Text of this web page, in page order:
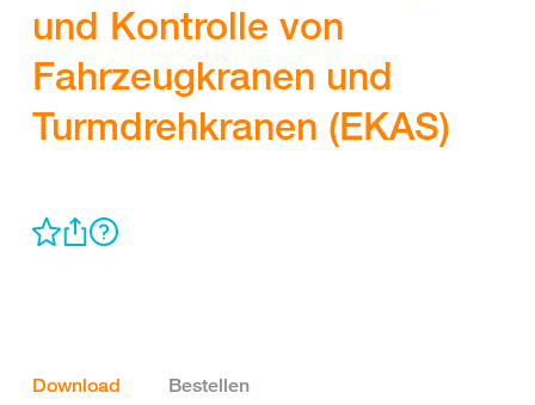
und Kontrolle von
Fahrzeugkranen und
Turmdrehkranen (EKAS)
Download Bestellen